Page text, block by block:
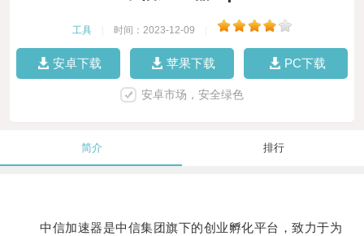
工具 时间：2023-12-09
安卓下载 苹果下载 PC下载
安卓市场，安全绿色
简介 排行
中信加速器是中信集团旗下的创业孵化平台，致力于为